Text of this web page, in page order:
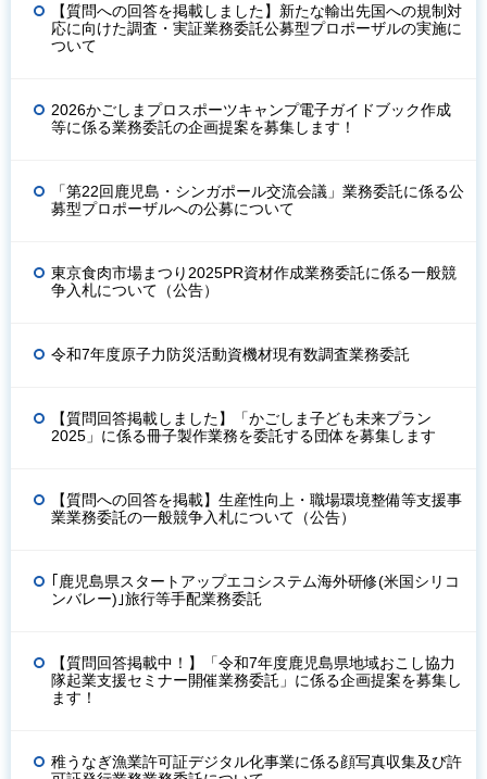
【質問への回答を掲載しました】新たな輸出先国への規制対
応に向けた調査・実証業務委託公募型プロポーザルの実施に
ついて
2026かごしまプロスポーツキャンプ電子ガイドブック作成
等に係る業務委託の企画提案を募集します！
「第22回鹿児島・シンガポール交流会議」業務委託に係る公
募型プロポーザルへの公募について
東京食肉市場まつり2025PR資材作成業務委託に係る一般競
争入札について（公告）
令和7年度原子力防災活動資機材現有数調査業務委託
【質問回答掲載しました】「かごしま子ども未来プラン
2025」に係る冊子製作業務を委託する団体を募集します
【質問への回答を掲載】生産性向上・職場環境整備等支援事
業業務委託の一般競争入札について（公告）
｢鹿児島県スタートアップエコシステム海外研修(米国シリコ
ンバレー)｣旅行等手配業務委託
【質問回答掲載中！】「令和7年度鹿児島県地域おこし協力
隊起業支援セミナー開催業務委託」に係る企画提案を募集し
ます！
稚うなぎ漁業許可証デジタル化事業に係る顔写真収集及び許